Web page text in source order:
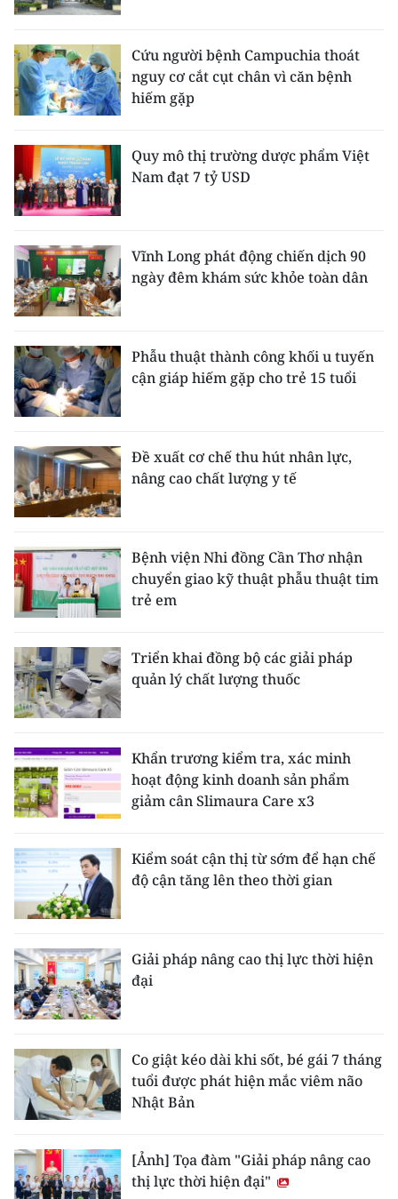
ENGLISH
中文
FRANÇAIS
ESPAÑOL
Cứu người bệnh Campuchia thoát
nguy cơ cắt cụt chân vì căn bệnh
hiếm gặp
Quy mô thị trường dược phẩm Việt
Nam đạt 7 tỷ USD
Vĩnh Long phát động chiến dịch 90
ngày đêm khám sức khỏe toàn dân
Phẫu thuật thành công khối u tuyến
cận giáp hiếm gặp cho trẻ 15 tuổi
Đề xuất cơ chế thu hút nhân lực,
nâng cao chất lượng y tế
Bệnh viện Nhi đồng Cần Thơ nhận
chuyển giao kỹ thuật phẫu thuật tim
trẻ em
Triển khai đồng bộ các giải pháp
quản lý chất lượng thuốc
Khẩn trương kiểm tra, xác minh
hoạt động kinh doanh sản phẩm
giảm cân Slimaura Care x3
Kiểm soát cận thị từ sớm để hạn chế
độ cận tăng lên theo thời gian
Giải pháp nâng cao thị lực thời hiện
đại
Co giật kéo dài khi sốt, bé gái 7 tháng
tuổi được phát hiện mắc viêm não
Nhật Bản
[Ảnh] Tọa đàm "Giải pháp nâng cao
thị lực thời hiện đại"